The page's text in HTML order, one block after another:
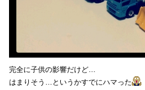
完全に子供の影響だけど…
はまりそう…というかすでにハマった